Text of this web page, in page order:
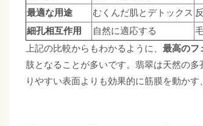
最適な用途
むくんだ肌とデトックス
細孔相互作用
自然に適応する
上記の比較からもわかるように、 最高のフ
肢となることが多いです。翡翠は天然の
りやすい表面よりも効果的に筋膜を動か